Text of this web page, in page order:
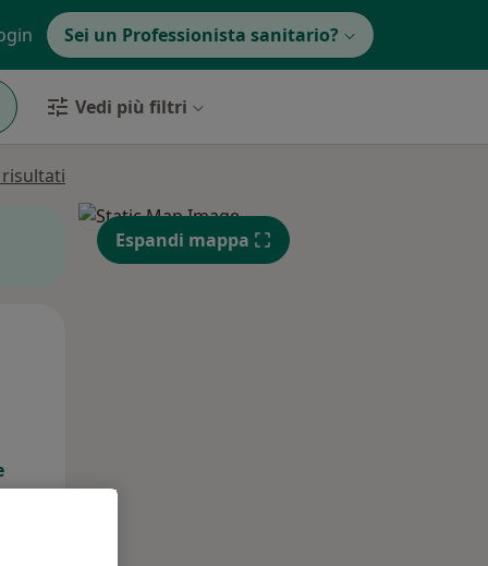
Sei un Professionista sanitario?
Vedi più filtri
Espandi mappa